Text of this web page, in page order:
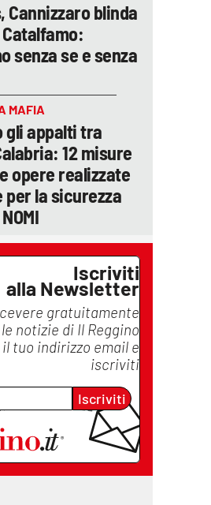
Cannizzaro blinda
senza se e senza
MAFIA
gli appalti tra
12 misure
opere realizzate
per la sicurezza
Iscriviti
alla Newsletter
gratuitamente
notizie di Il Reggino
tuo indirizzo email e
iscriviti
Iscriviti